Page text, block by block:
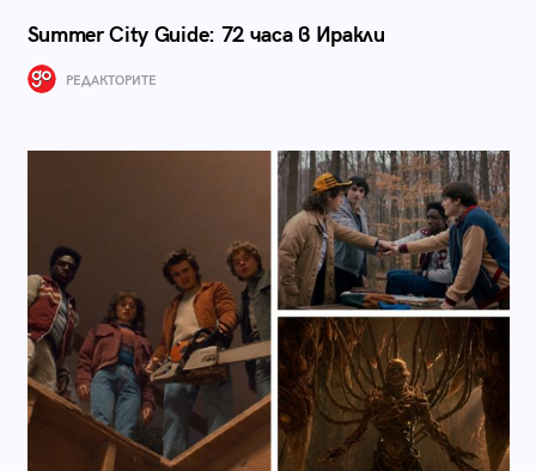
Summer City Guide: 72 часа в Иракли
РЕДАКТОРИТЕ